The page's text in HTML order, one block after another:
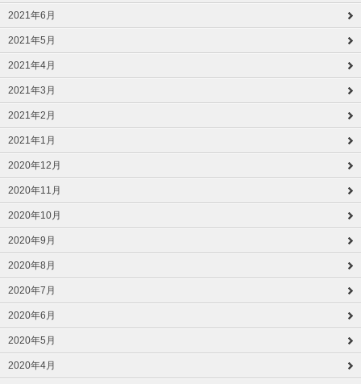
2021年6月
2021年5月
2021年4月
2021年3月
2021年2月
2021年1月
2020年12月
2020年11月
2020年10月
2020年9月
2020年8月
2020年7月
2020年6月
2020年5月
2020年4月